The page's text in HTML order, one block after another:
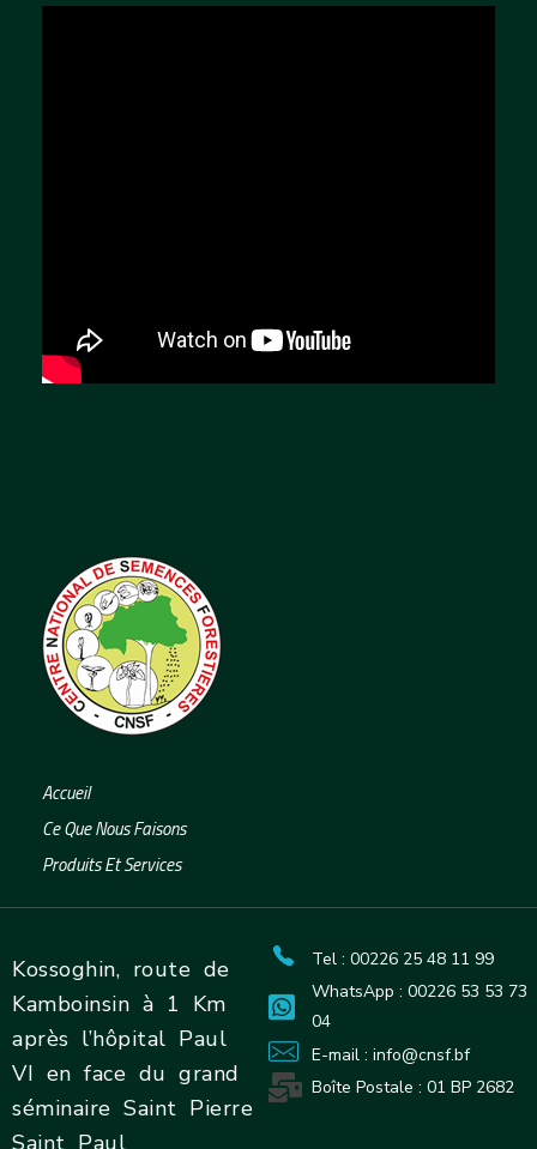
Accueil
Ce Que Nous Faisons
Produits Et Services
Kossoghin, route de
Kamboinsin à 1 Km
après l’hôpital Paul
VI en face du grand
séminaire Saint Pierre
Tel : 00226 25 48 11 99
WhatsApp : 00226 53 53 73
04
E-mail : info@cnsf.bf
Boîte Postale : 01 BP 2682